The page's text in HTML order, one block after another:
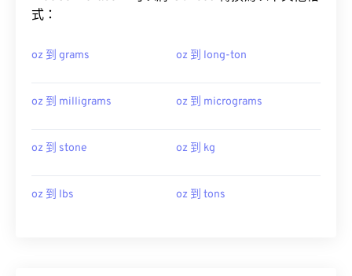
式：
oz 到 grams oz 到 long-ton
oz 到 milligrams oz 到 micrograms
oz 到 stone oz 到 kg
oz 到 lbs oz 到 tons